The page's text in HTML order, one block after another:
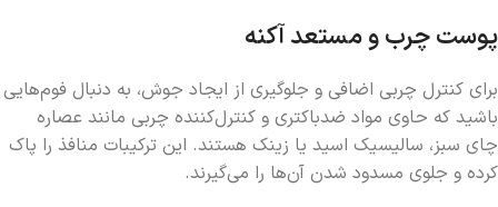
پوست چرب و مستعد آکنه
برای کنترل چربی اضافی و جلوگیری از ایجاد جوش، به دنبال فوم‌هایی
باشید که حاوی مواد ضدباکتری و کنترل‌کننده چربی مانند عصاره
چای سبز، سالیسیک اسید یا زینک هستند. این ترکیبات منافذ را پاک
کرده و جلوی مسدود شدن آن‌ها را می‌گیرند.